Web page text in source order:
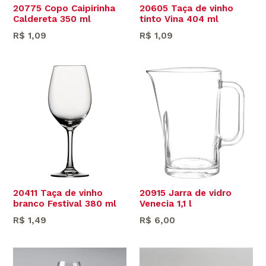
20775 Copo Caipirinha
Caldereta 350 ml
Preço
R$ 1,09
20605 Taça de vinho
tinto Vina 404 ml
Preço
R$ 1,09
20411 Taça de vinho
branco Festival 380 ml
Preço
R$ 1,49
20915 Jarra de vidro
Venecia 1,1 l
Preço
R$ 6,00